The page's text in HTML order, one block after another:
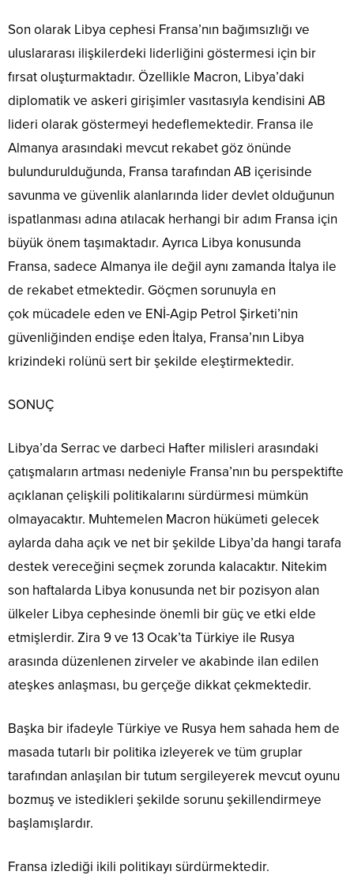
Son olarak Libya cephesi Fransa’nın bağımsızlığı ve
uluslararası ilişkilerdeki liderliğini göstermesi için bir
fırsat oluşturmaktadır. Özellikle Macron, Libya’daki
diplomatik ve askeri girişimler vasıtasıyla kendisini AB
lideri olarak göstermeyi hedeflemektedir. Fransa ile
Almanya arasındaki mevcut rekabet göz önünde
bulundurulduğunda, Fransa tarafından AB içerisinde
savunma ve güvenlik alanlarında lider devlet olduğunun
ispatlanması adına atılacak herhangi bir adım Fransa için
büyük önem taşımaktadır. Ayrıca Libya konusunda
Fransa, sadece Almanya ile değil aynı zamanda İtalya ile
de rekabet etmektedir. Göçmen sorunuyla en
çok mücadele eden ve ENİ-Agip Petrol Şirketi’nin
güvenliğinden endişe eden İtalya, Fransa’nın Libya
krizindeki rolünü sert bir şekilde eleştirmektedir.
SONUÇ
Libya’da Serrac ve darbeci Hafter milisleri arasındaki
çatışmaların artması nedeniyle Fransa’nın bu perspektifte
açıklanan çelişkili politikalarını sürdürmesi mümkün
olmayacaktır. Muhtemelen Macron hükümeti gelecek
aylarda daha açık ve net bir şekilde Libya’da hangi tarafa
destek vereceğini seçmek zorunda kalacaktır. Nitekim
son haftalarda Libya konusunda net bir pozisyon alan
ülkeler Libya cephesinde önemli bir güç ve etki elde
etmişlerdir. Zira 9 ve 13 Ocak’ta Türkiye ile Rusya
arasında düzenlenen zirveler ve akabinde ilan edilen
ateşkes anlaşması, bu gerçeğe dikkat çekmektedir.
Başka bir ifadeyle Türkiye ve Rusya hem sahada hem de
masada tutarlı bir politika izleyerek ve tüm gruplar
tarafından anlaşılan bir tutum sergileyerek mevcut oyunu
bozmuş ve istedikleri şekilde sorunu şekillendirmeye
başlamışlardır.
Fransa izlediği ikili politikayı sürdürmektedir.